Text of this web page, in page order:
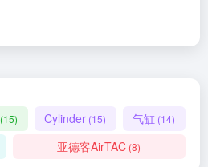
(15) Cylinder (15) 气缸 (14)
亚德客AirTAC (8)